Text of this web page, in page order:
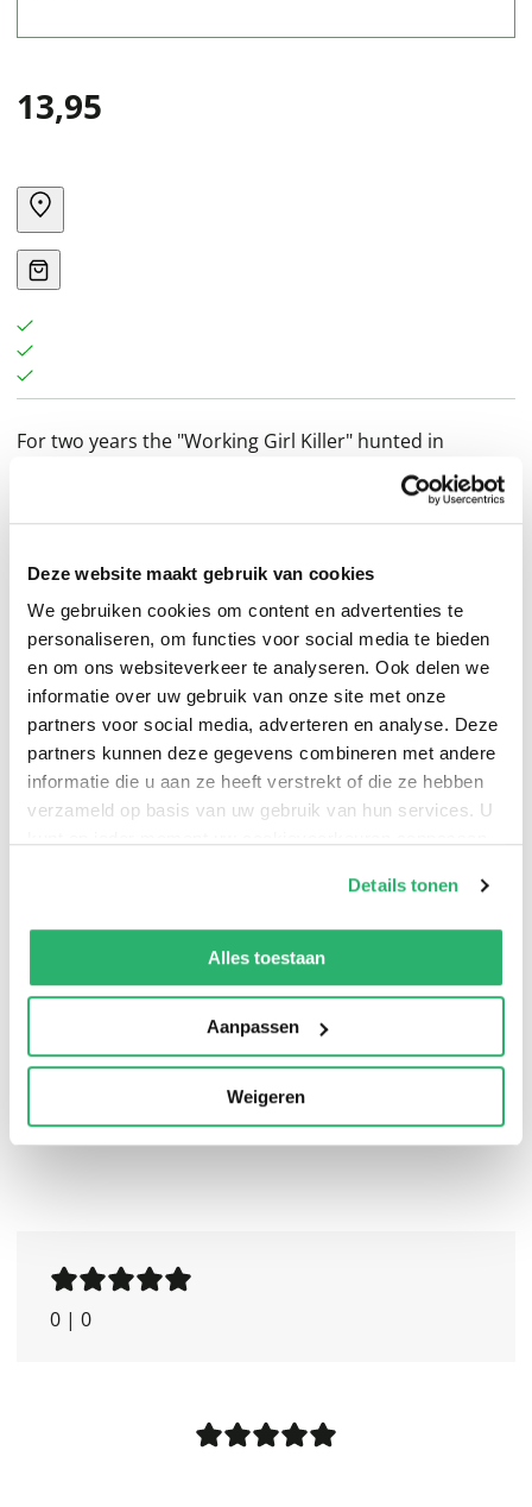
Deze website maakt gebruik van cookies
We gebruiken cookies om content en advertenties te
personaliseren, om functies voor social media te bieden
en om ons websiteverkeer te analyseren. Ook delen we
informatie over uw gebruik van onze site met onze
partners voor social media, adverteren en analyse. Deze
partners kunnen deze gegevens combineren met andere
informatie die u aan ze heeft verstrekt of die ze hebben
verzameld op basis van uw gebruik van hun services. U
kunnen ontvangen en verwerken.
Details tonen
Alles toestaan
Aanpassen
Weigeren
13,95
For two years the "Working Girl Killer" hunted in
Manhattan, brutally slaughtering nine city prostitutes.
And now the fiend has crossed the river.Former cop-
her detective husband Mac on a Sunday night: two
females found on a Brooklyn street. The first is an
eleven-year-old girl, the apparent victim of a hit-and-
run. But it's the second body that truly chills the blood
—a young corpse bearing the grisly, unmistakable
signature of a serial slayer who has eluded the NYPD
for years.But there's something frighteningly different
about these latest atrocities—a kink that is leading
Schaeffer's unofficial investigation down strange and
twisting alleys where nothing is as it originally seems.
psychopath, is suddenly facing the darkness once again
. . . when the horror strikes too close to home and
those she loves are in danger of vanishing forever.
0 | 0